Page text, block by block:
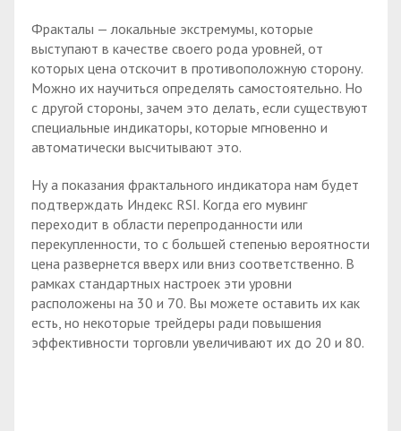
Фракталы — локальные экстремумы, которые
выступают в качестве своего рода уровней, от
которых цена отскочит в противоположную сторону.
Можно их научиться определять самостоятельно. Но
с другой стороны, зачем это делать, если существуют
специальные индикаторы, которые мгновенно и
автоматически высчитывают это.
Ну а показания фрактального индикатора нам будет
подтверждать Индекс RSI. Когда его мувинг
переходит в области перепроданности или
перекупленности, то с большей степенью вероятности
цена развернется вверх или вниз соответственно. В
рамках стандартных настроек эти уровни
расположены на 30 и 70. Вы можете оставить их как
есть, но некоторые трейдеры ради повышения
эффективности торговли увеличивают их до 20 и 80.